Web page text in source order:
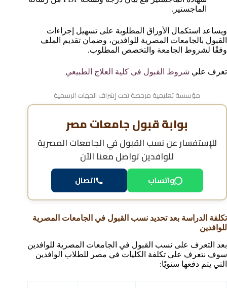
الماجستير.
ويساعد استكمال الأوراق المطلوبة على تسهيل إجراءات
القبول بالجامعات المصرية للوافدين، وضمان تقديم الملف
وفقًا لشروط الجامعة والتخصص المطلوب.
تعرف علي شروط القبول في كلية العلاج الطبيعي
مؤسسة تعليمية مرخصة تحت إشراف الجهات الرسمية
بوابة قبول جامعات مصر
للإستفسار عننسب القبول في الجامعات المصرية
للوافدينتواصل معنا الآن
واتساب اتصال
تكلفة الدراسة بعد تحديد نسب القبول في الجامعات المصرية
للوافدين
بعد التعرف على نسب القبول في الجامعات المصرية للوافدين
سوف نتعرف على تكلفة الكليات في مصر للطلاب الوافدين
التي يتم دفعها سنويًا: